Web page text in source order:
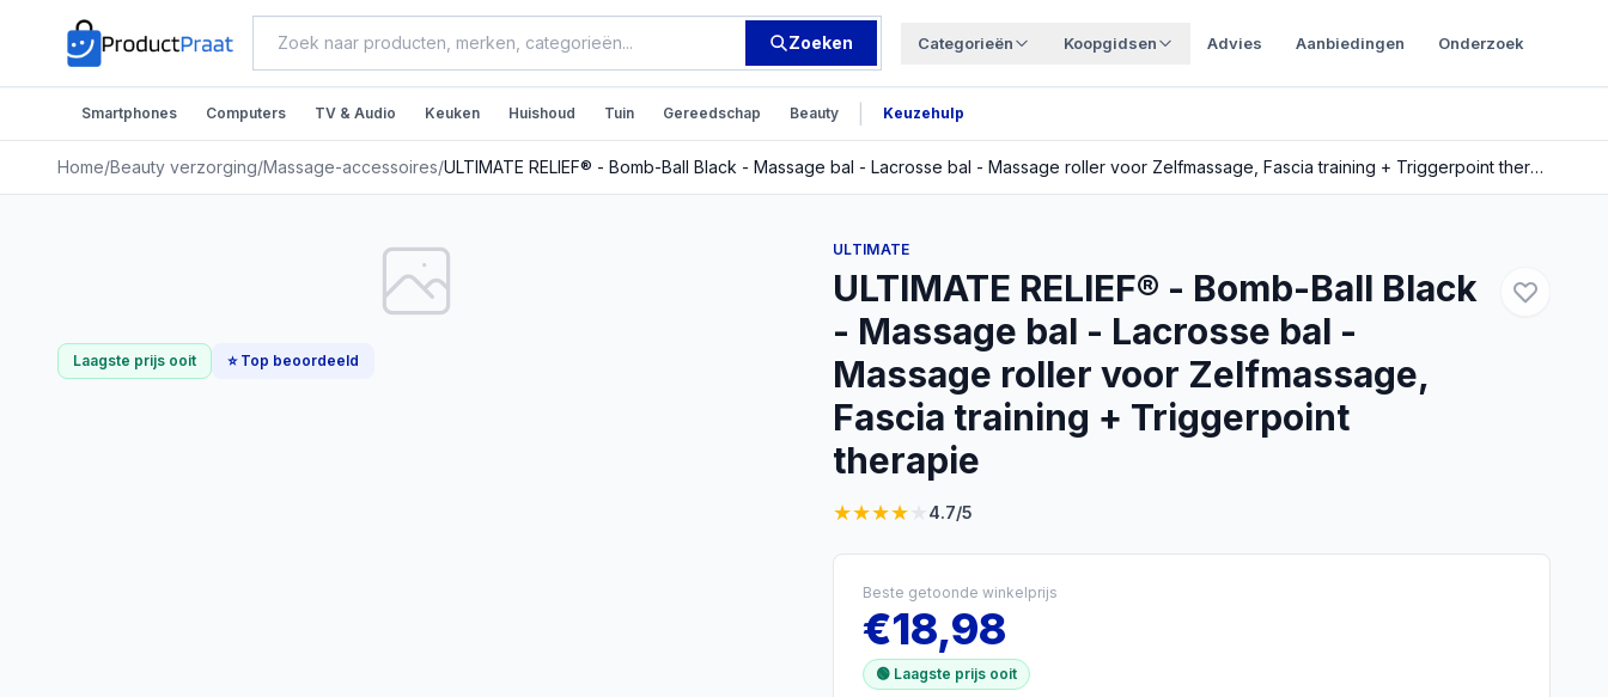
Zoeken Categorieën Koopgidsen Advies Aanbiedingen Onderzoek
Smartphones Computers TV & Audio Keuken Huishoud Tuin Gereedschap Beauty Keuzehulp
Home/Beauty verzorging/Massage-accessoires/ ULTIMATE RELIEF® - Bomb-Ball Black - Massage bal - Lacrosse bal - Massage roller voor Zelfmassage, Fascia training + Triggerpoint therapie
Laagste prijs ooit ⭐ Top beoordeeld
ULTIMATE
ULTIMATE RELIEF® - Bomb-Ball Black
- Massage bal - Lacrosse bal -
Massage roller voor Zelfmassage,
Fascia training + Triggerpoint
therapie
★★★★ 4.7/5
Beste getoonde winkelprijs
€18,98
🟢 Laagste prijs ooit